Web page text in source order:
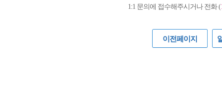
1:1 문의에 접수해주시거나 전화 (
이전페이지